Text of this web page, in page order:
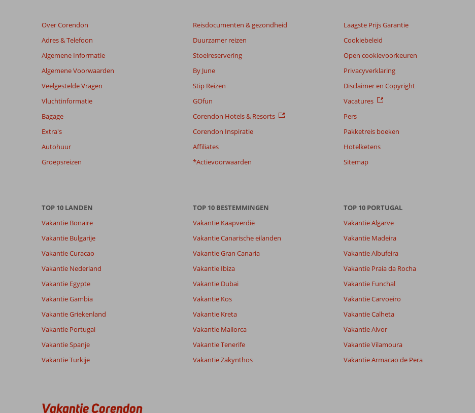
maanden
niet
meer
om
de
van
Meer
beoordelingen.
Over Corendon
Adres & Telefoon
Algemene Informatie
Algemene Voorwaarden
Veelgestelde Vragen
Vluchtinformatie
Bagage
Extra's
Autohuur
Groepsreizen
Reisdocumenten & gezondheid
Duurzamer reizen
Stoelreservering
By June
Stip Reizen
GOfun
Corendon Hotels & Resorts
Corendon Inspiratie
Affiliates
*Actievoorwaarden
Laagste Prijs Garantie
Cookiebeleid
Open cookievoorkeuren
Privacyverklaring
Disclaimer en Copyright
Vacatures
Pers
Pakketreis boeken
Hotelketens
Sitemap
TOP 10 LANDEN
Vakantie Bonaire
Vakantie Bulgarije
Vakantie Curacao
Vakantie Nederland
Vakantie Egypte
Vakantie Gambia
Vakantie Griekenland
Vakantie Portugal
Vakantie Spanje
Vakantie Turkije
TOP 10 BESTEMMINGEN
Vakantie Kaapverdië
Vakantie Canarische eilanden
Vakantie Gran Canaria
Vakantie Ibiza
Vakantie Dubai
Vakantie Kos
Vakantie Kreta
Vakantie Mallorca
Vakantie Tenerife
Vakantie Zakynthos
TOP 10 PORTUGAL
Vakantie Algarve
Vakantie Madeira
Vakantie Albufeira
Vakantie Praia da Rocha
Vakantie Funchal
Vakantie Carvoeiro
Vakantie Calheta
Vakantie Alvor
Vakantie Vilamoura
Vakantie Armacao de Pera
Vakantie Corendon